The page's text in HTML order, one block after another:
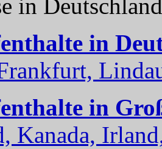
in
in
in
Kanada,